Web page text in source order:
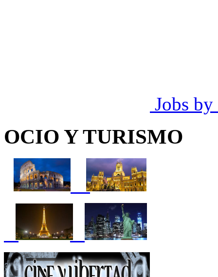
Jobs by
OCIO Y TURISMO